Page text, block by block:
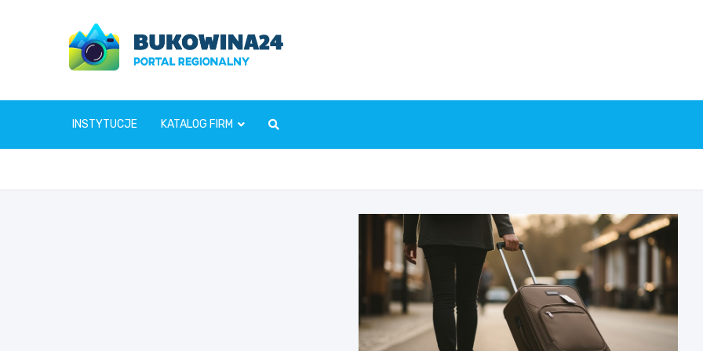
www.bukowina24.pl
INSTYTUCJE KATALOG FIRM